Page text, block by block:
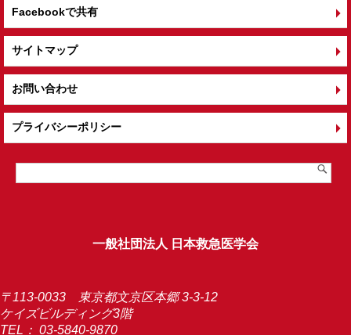
Facebookで共有
サイトマップ
お問い合わせ
プライバシーポリシー
一般社団法人 日本救急医学会
〒113-0033 東京都文京区本郷 3-3-12
ケイズビルディング3階
TEL： 03-5840-9870